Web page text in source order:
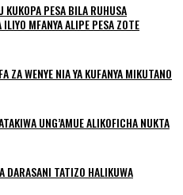
KUKOPA PESA BILA RUHUSA
MFANYA ALIPE PESA ZOTE
ZA WENYE NIA YA KUFANYA MIKUTANO
UNG’AMUE ALIKOFICHA NUKTA
DARASANI TATIZO HALIKUWA